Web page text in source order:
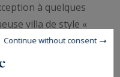
à quelques
villa de style «
à la fin du XIXᵉ
Continue without consent